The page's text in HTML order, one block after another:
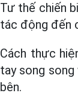
Tư thế chiến
tác động đến
Cách thực
tay song
bên.